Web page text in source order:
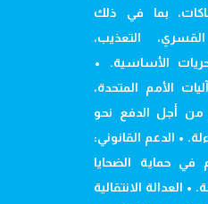
بما في ذلك
التعذيب،
الأساسية. •
الأمم المتحدة،
من أجل الدفع نحو
• الدعم القانوني:
في حماية الضحايا
العدالة الانتقالية